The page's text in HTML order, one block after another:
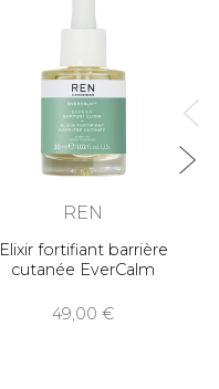
REN
Elixir fortifiant barrière
cutanée EverCalm
49,00